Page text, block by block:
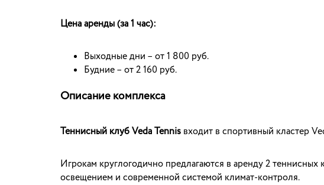
Цена аренды (за 1 час):
Выходные дни – от 1 800 руб.
Будние – от 2 160 руб.
Описание комплекса
Теннисный клубVeda Tennis входит в спортивный кластер
Игрокам круглогодично предлагаются в аренду 2
освещением и современной системой климат-контроля.